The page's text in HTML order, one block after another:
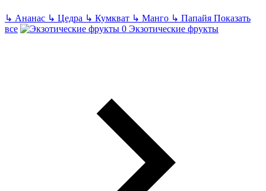
↳ Ананас ↳ Цедра ↳ Кумкват ↳ Манго ↳ Папайя Показать
все
Экзотические фрукты